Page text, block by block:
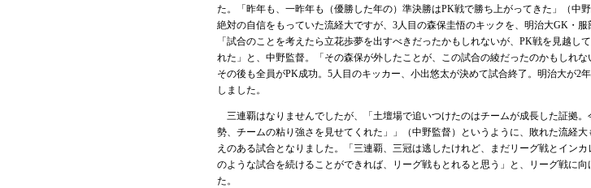
た。「昨年も、一昨年も（優勝した年の）準決勝はPK戦で勝ち上がってきた」（中
絶対の自信をもっていた流経大ですが、3人目の森保圭悟のキックを、明治大GK・服
「試合のことを考えたら立花歩夢を出すべきだったかもしれないが、PK戦を見越し
れた」と、中野監督。「その森保が外したことが、この試合の綾だったのかもしれ
その後も全員がPK成功。5人目のキッカー、小出悠太が決めて試合終了。明治大が2
しました。
三連覇はなりませんでしたが、「土壇場で追いつけたのはチームが成長した証拠。
勢、チームの粘り強さを見せてくれた」」（中野監督）というように、敗れた流経
えのある試合となりました。「三連覇、三冠は逃したけれど、まだリーグ戦とインカ
のような試合を続けることができれば、リーグ戦もとれると思う」と、リーグ戦に向
た。